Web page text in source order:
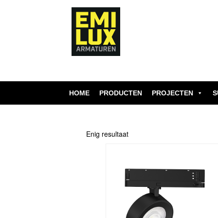
HOME PRODUCTEN PROJECTEN
Enig resultaat
meerdere